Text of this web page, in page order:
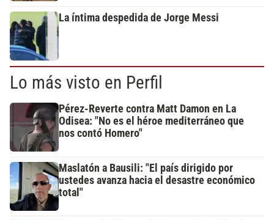
La íntima despedida de Jorge Messi
Lo más visto en Perfil
Pérez-Reverte contra Matt Damon en La
Odisea: "No es el héroe mediterráneo que
nos contó Homero"
Maslatón a Bausili: "El país dirigido por
ustedes avanza hacia el desastre económico
total"